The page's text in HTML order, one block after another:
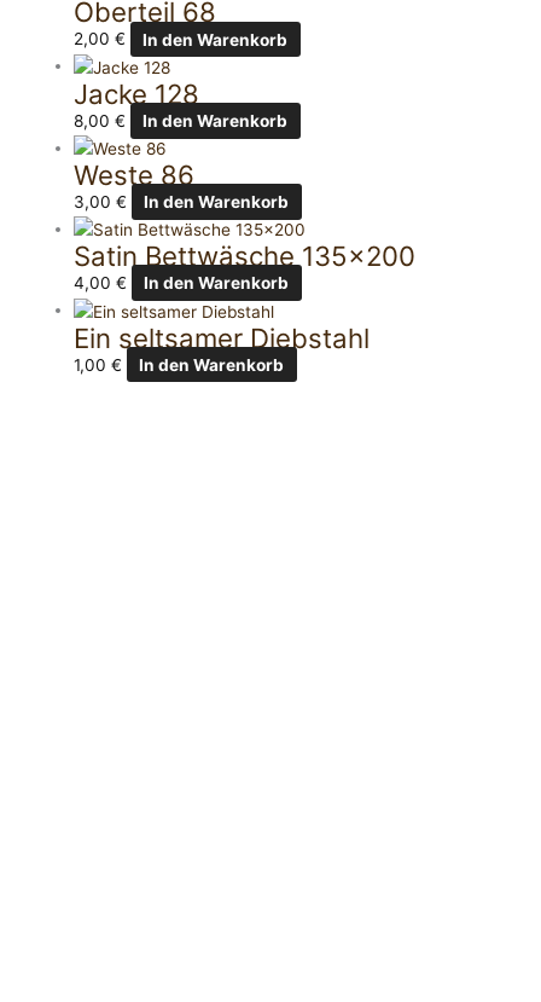
Oberteil 68
2,00€ In den Warenkorb
Jacke 128
8,00€ In den Warenkorb
Weste 86
3,00€ In den Warenkorb
Satin Bettwäsche 135×200
4,00€ In den Warenkorb
Ein seltsamer Diebstahl
1,00€ In den Warenkorb